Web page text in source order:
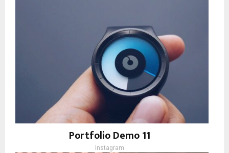
Portfolio Demo 11
Instagram